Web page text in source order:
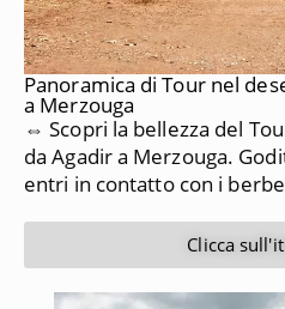
Panoramica di Tour nel
a Merzouga
⇔ Scopri la bellezza del
da Agadir a Merzouga.
entri in contatto con i
Clicca